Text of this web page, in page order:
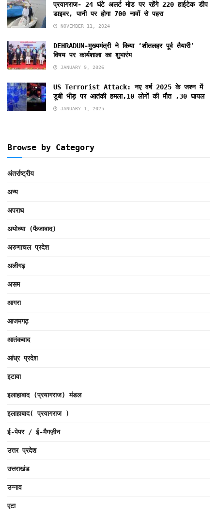
प्रयागराज- 24 घंटे अलर्ट मोड पर रहेंगे 220 हाईटेक डीप
डाइवर, पानी पर होगा 700 नावों से पहरा
NOVEMBER 11, 2024
DEHRADUN-मुख्यमंत्री ने किया ‘शीतलहर पूर्व तैयारी’
विषय पर कार्यशाला का शुभारंभ
JANUARY 9, 2026
US Terrorist Attack: नए वर्ष 2025 के जश्न में
डूबी भीड़ पर आतंकी हमला,10 लोगों की मौत ,30 घायल
JANUARY 1, 2025
Browse by Category
अंतर्राष्ट्रीय
अन्य
अपराध
अयोध्या (फैजाबाद)
अरुणाचल प्रदेश
अलीगढ़
असम
आगरा
आजमगढ़
आतंकवाद
आंध्र प्रदेश
इटावा
इलाहाबाद (प्रयागराज) मंडल
इलाहाबाद( प्रयागराज )
ई-पेपर / ई-मैगज़ीन
उत्तर प्रदेश
उत्तराखंड
उन्नाव
एटा